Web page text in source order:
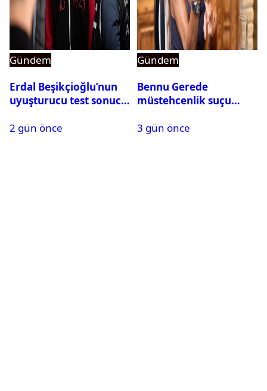
Gündem
Erdal Beşikçioğlu’nun
uyuşturucu test sonucu
2 gün önce
Gündem
Bennu Gerede
müstehcenlik suçu
alındı
3 gün önce